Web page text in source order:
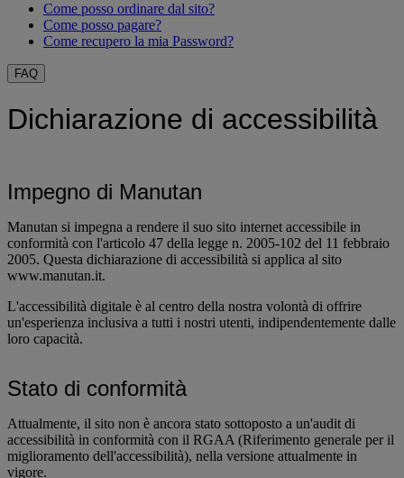
Come posso ordinare dal sito?
Come posso pagare?
Come recupero la mia Password?
FAQ
Dichiarazione di accessibilità
Impegno di Manutan
Manutan si impegna a rendere il suo sito internet accessibile in
conformità con l'articolo 47 della legge n. 2005-102 del 11 febbraio
2005. Questa dichiarazione di accessibilità si applica al sito
www.manutan.it.
L'accessibilità digitale è al centro della nostra volontà di offrire
un'esperienza inclusiva a tutti i nostri utenti, indipendentemente dalle
loro capacità.
Stato di conformità
Attualmente, il sito non è ancora stato sottoposto a un'audit di
accessibilità in conformità con il RGAA (Riferimento generale per il
miglioramento dell'accessibilità), nella versione attualmente in
vigore.